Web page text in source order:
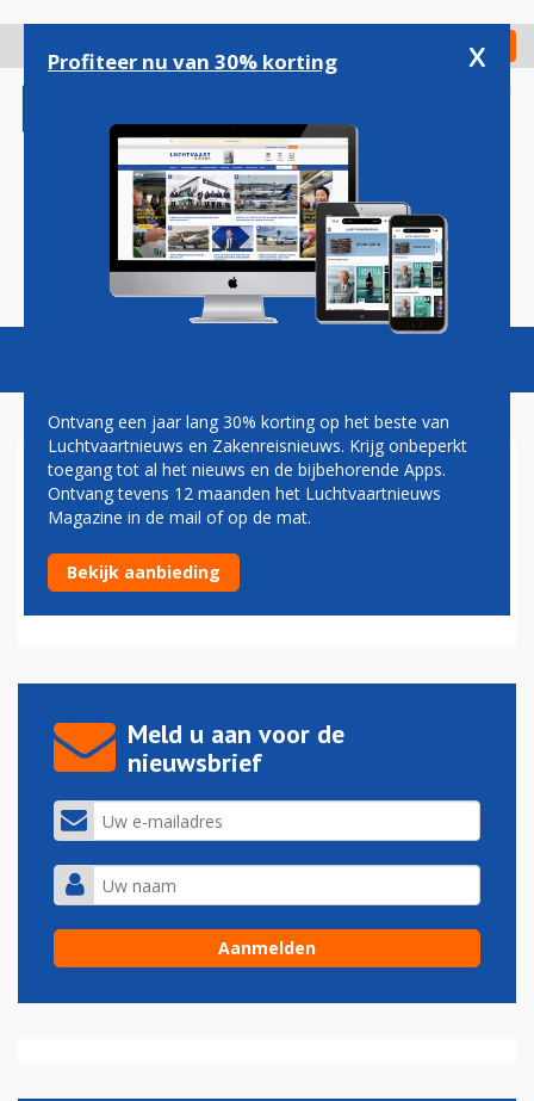
gaan
Check in
Magazine Podcasts Vacatures
GO-PRO
GoPro stopt met drones en schrapt banen
08-01-2018 - 20:37
Meld u aan voor de
nieuwsbrief
Profiteer nu van 30% korting x
Ontvang een jaar lang 30% korting op het beste van
Luchtvaartnieuws en Zakenreisnieuws. Krijg onbeperkt
toegang tot al het nieuws en de bijbehorende Apps.
Ontvang tevens 12 maanden het Luchtvaartnieuws
Magazine in de mail of op de mat.
Bekijk aanbieding